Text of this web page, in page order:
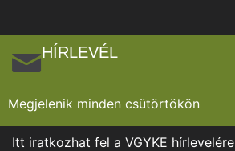
HÍRLEVÉL
Megjelenik minden csütörtökön
Itt iratkozhat fel a VGYKE hírlevelére